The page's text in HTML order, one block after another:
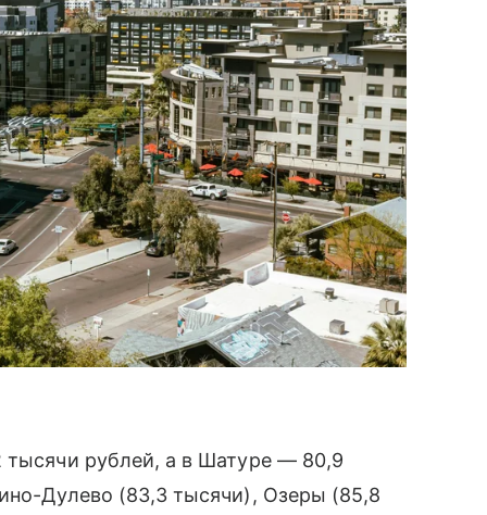
рублей, а в Шатуре — 80,9
Дулево (83,3 тысячи), Озеры (85,8